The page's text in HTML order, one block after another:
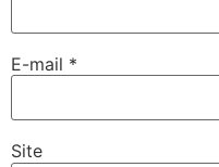
E-mail *
Site